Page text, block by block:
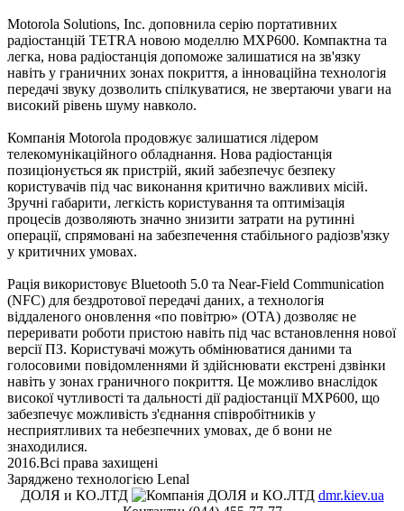
Motorola Solutions, Inc. доповнила серію портативних
радіостанцій TETRA новою моделлю MXP600. Компактна та
легка, нова радіостанція допоможе залишатися на зв'язку
навіть у граничних зонах покриття, а інноваційна технологія
передачі звуку дозволить спілкуватися, не звертаючи уваги на
високий рівень шуму навколо.
Компанія Motorola продовжує залишатися лідером
телекомунікаційного обладнання. Нова радіостанція
позиціонується як пристрій, який забезпечує безпеку
користувачів під час виконання критично важливих місій.
Зручні габарити, легкість користування та оптимізація
процесів дозволяють значно знизити затрати на рутинні
операції, спрямовані на забезпечення стабільного радіозв'язку
у критичних умовах.
Рація використовує Bluetooth 5.0 та Near-Field Communication
(NFC) для бездротової передачі даних, а технологія
віддаленого оновлення «по повітрю» (OTA) дозволяє не
переривати роботи пристою навіть під час встановлення нової
версії ПЗ. Користувачі можуть обмінюватися даними та
голосовими повідомленнями й здійснювати екстрені дзвінки
навіть у зонах граничного покриття. Це можливо внаслідок
високої чутливості та дальності дії радіостанції MXP600, що
забезпечує можливість з'єднання співробітників у
несприятливих та небезпечних умовах, де б вони не
знаходилися.
2016.Всі права захищені
Заряджено технологією Lenal
ДОЛЯ и КО.ЛТД
dmr.kiev.ua